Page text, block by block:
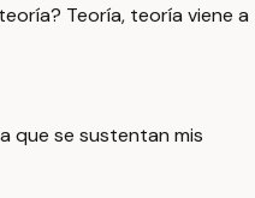
Teoría, teoría viene a
que se sustentan mis